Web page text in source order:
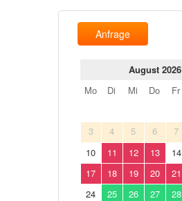
Anfrage
August 2026
Mo
Di Mi Do Fr
3
4 5 6 7
10
11 12 13 14
17
18 19 20 21
24
25 26 27 28